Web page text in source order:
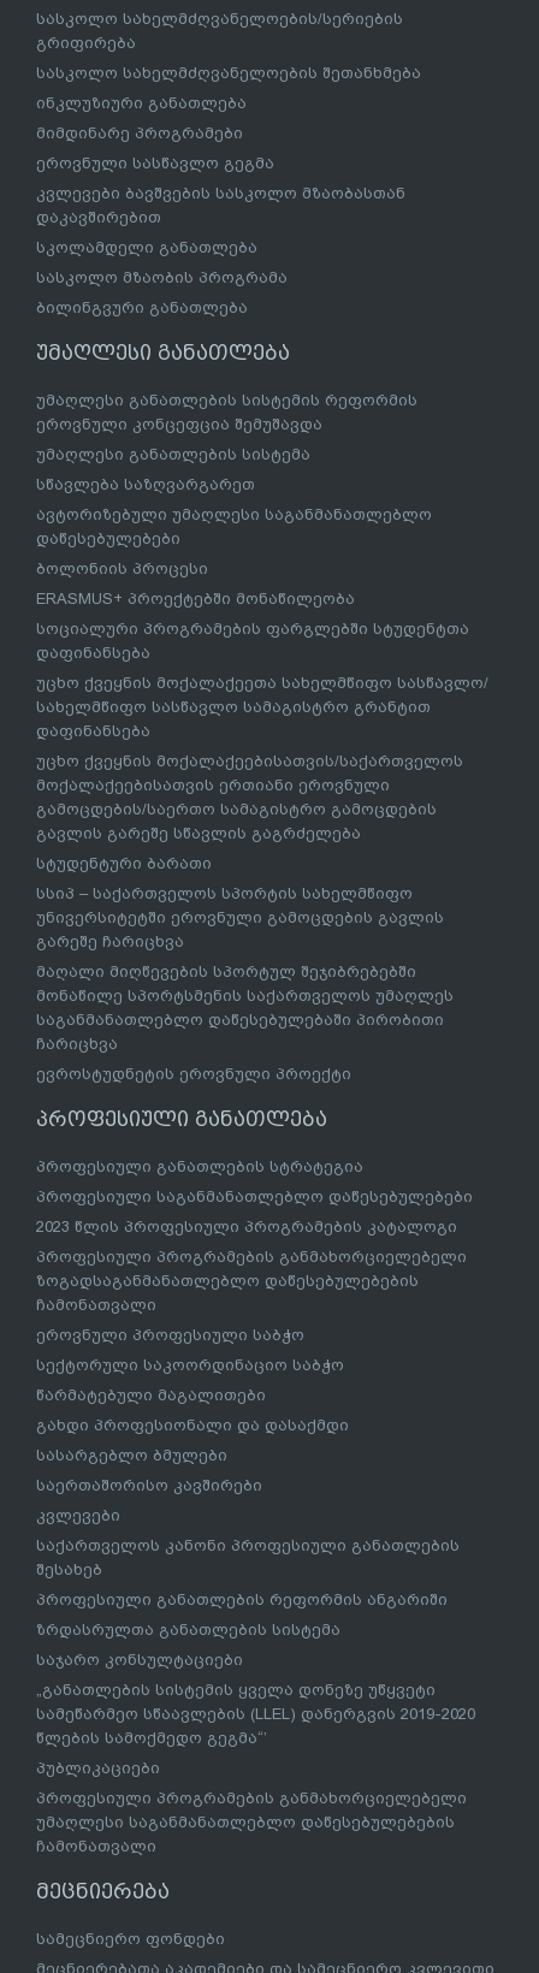
სასკოლო სახელმძღვანელოების/სერიების
გრიფირება
სასკოლო სახელმძღვანელოების შეთანხმება
ინკლუზიური განათლება
მიმდინარე პროგრამები
ეროვნული სასწავლო გეგმა
კვლევები ბავშვების სასკოლო მზაობასთან
დაკავშირებით
სკოლამდელი განათლება
სასკოლო მზაობის პროგრამა
ბილინგვური განათლება
უმაღლესი განათლება
უმაღლესი განათლების სისტემის რეფორმის
ეროვნული კონცეფცია შემუშავდა
უმაღლესი განათლების სისტემა
სწავლება საზღვარგარეთ
ავტორიზებული უმაღლესი საგანმანათლებლო
დაწესებულებები
ბოლონიის პროცესი
ERASMUS+ პროექტებში მონაწილეობა
სოციალური პროგრამების ფარგლებში სტუდენტთა
დაფინანსება
უცხო ქვეყნის მოქალაქეეთა სახელმწიფო სასწავლო/
სახელმწიფო სასწავლო სამაგისტრო გრანტით
დაფინანსება
უცხო ქვეყნის მოქალაქეებისათვის/საქართველოს
მოქალაქეებისათვის ერთიანი ეროვნული
გამოცდების/საერთო სამაგისტრო გამოცდების
გავლის გარეშე სწავლის გაგრძელება
სტუდენტური ბარათი
სსიპ – საქართველოს სპორტის სახელმწიფო
უნივერსიტეტში ეროვნული გამოცდების გავლის
გარეშე ჩარიცხვა
მაღალი მიღწევების სპორტულ შეჯიბრებებში
მონაწილე სპორტსმენის საქართველოს უმაღლეს
საგანმანათლებლო დაწესებულებაში პირობითი
ჩარიცხვა
ევროსტუდნეტის ეროვნული პროექტი
პროფესიული განათლება
პროფესიული განათლების სტრატეგია
პროფესიული საგანმანათლებლო დაწესებულებები
2023 წლის პროფესიული პროგრამების კატალოგი
პროფესიული პროგრამების განმახორციელებელი
ზოგადსაგანმანათლებლო დაწესებულებების
ჩამონათვალი
ეროვნული პროფესიული საბჭო
სექტორული საკოორდინაციო საბჭო
წარმატებული მაგალითები
გახდი პროფესიონალი და დასაქმდი
სასარგებლო ბმულები
საერთაშორისო კავშირები
კვლევები
საქართველოს კანონი პროფესიული განათლების
შესახებ
პროფესიული განათლების რეფორმის ანგარიში
ზრდასრულთა განათლების სისტემა
საჯარო კონსულტაციები
„განათლების სისტემის ყველა დონეზე უწყვეტი
სამეწარმეო სწაავლების (LLEL) დანერგვის 2019-2020
წლების სამოქმედო გეგმა“’
პუბლიკაციები
პროფესიული პროგრამების განმახორციელებელი
უმაღლესი საგანმანათლებლო დაწესებულებების
ჩამონათვალი
მეცნიერება
სამეცნიერო ფონდები
მეცნიერებათა აკადემიები და სამეცნიერო კვლევითი